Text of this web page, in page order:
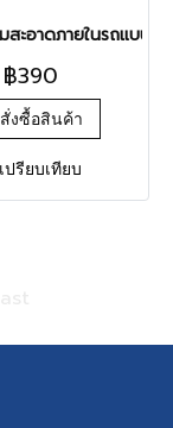
สะอาดภายในรถแบบไ
฿390
สั่งซื้อสินค้า
เปรียบเทียบ